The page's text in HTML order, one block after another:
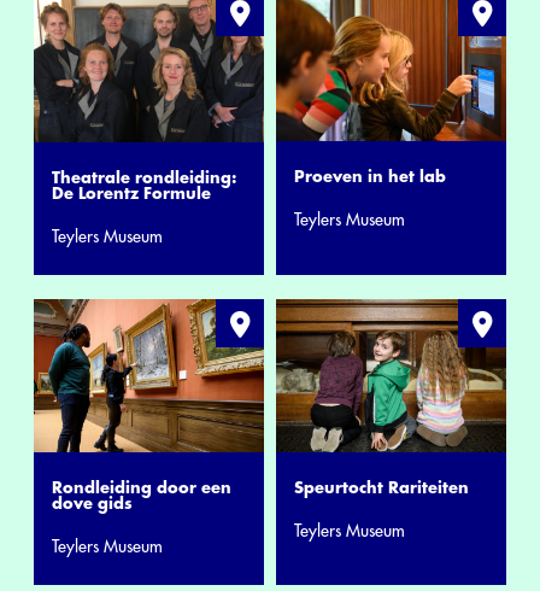
Theatrale rondleiding:
De Lorentz Formule
Teylers Museum
Proeven in het lab
Teylers Museum
Rondleiding door een
dove gids
Teylers Museum
Speurtocht Rariteiten
Teylers Museum